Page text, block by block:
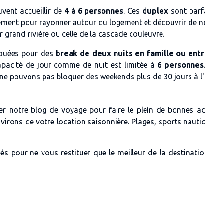
accueillir de 4 à 6 personnes. Ces duplex sont
pour rayonner autour du logement et découvrir de
rivière ou celle de la cascade couleuvre.
pour des break de deux nuits en famille ou
de jour comme de nuit est limitée à 6 personnes
ne pouvons pas bloquer des weekends plus de 30 jours à
notre blog de voyage pour faire le plein de bonnes
de votre location saisonnière. Plages, sports
pour ne vous restituer que le meilleur de la